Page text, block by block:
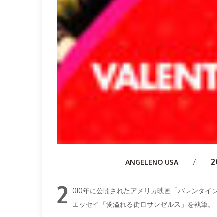
Author
ANGELENO USA
2 010年に公開されたアメリカ映画「バレンタイ
エッセイ「愛溢れる街ロサンゼルス」を執筆。